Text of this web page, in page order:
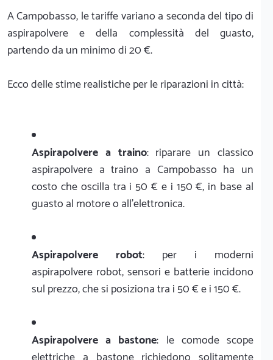
A Campobasso, le tariffe variano a seconda del tipo di
aspirapolvere e della complessità del guasto,
partendo da un minimo di 20 €.
Ecco delle stime realistiche per le riparazioni in città:
Aspirapolvere a traino: riparare un classico
aspirapolvere a traino a Campobasso ha un
costo che oscilla tra i 50 € e i 150 €, in base al
guasto al motore o all'elettronica.
Aspirapolvere robot: per i moderni
aspirapolvere robot, sensori e batterie incidono
sul prezzo, che si posiziona tra i 50 € e i 150 €.
Aspirapolvere a bastone: le comode scope